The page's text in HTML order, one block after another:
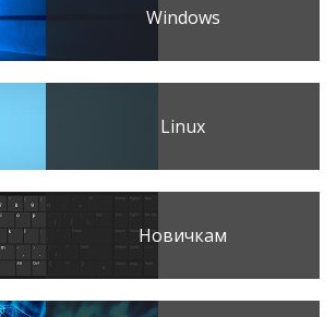
Windows
Linux
Новичкам